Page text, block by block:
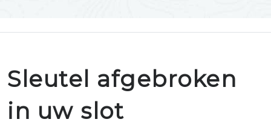
Sleutel afgebroken
in uw slot